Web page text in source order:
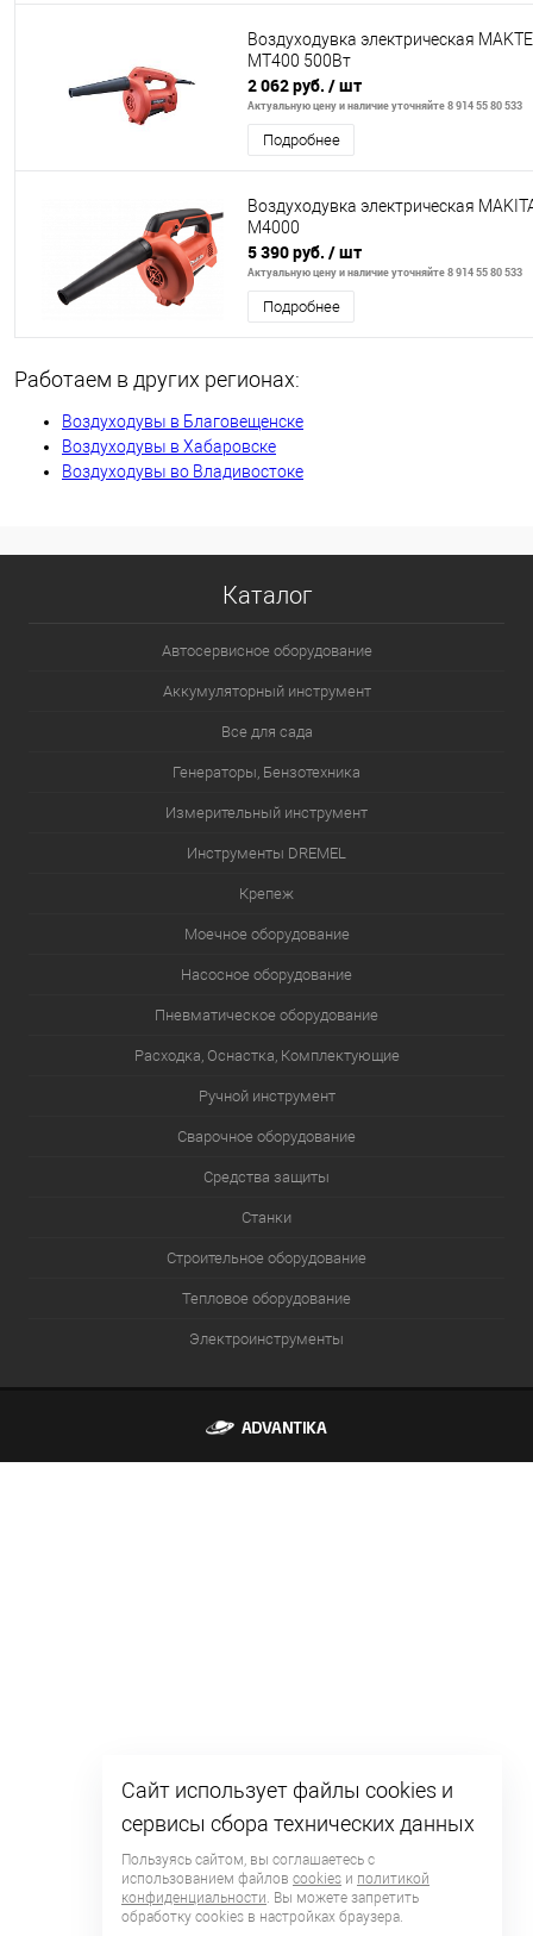
Воздуходувка электрическая
MT400 500Вт
2 062 руб. / шт
Актуальную цену и наличие уточняйте 8 914 55 80 533
Подробнее
Воздуходувка электрическая
M4000
5 390 руб. / шт
Актуальную цену и наличие уточняйте 8 914 55 80 533
Подробнее
Работаем в других регионах:
Воздуходувы в Благовещенске
Воздуходувы в Хабаровске
Воздуходувы во Владивостоке
Каталог
Автосервисное оборудование
Аккумуляторный инструмент
Все для сада
Генераторы, Бензотехника
Измерительный инструмент
Инструменты DREMEL
Крепеж
Моечное оборудование
Насосное оборудование
Пневматическое оборудование
Расходка, Оснастка, Комплектующие
Ручной инструмент
Сварочное оборудование
Средства защиты
Станки
Строительное оборудование
Тепловое оборудование
Электроинструменты
Сайт использует файлы cookies и
сервисы сбора технических данных
Пользуясь сайтом, вы соглашаетесь с
использованием файлов cookies и политикой
конфиденциальности. Вы можете запретить
обработку сookies в настройках браузера.